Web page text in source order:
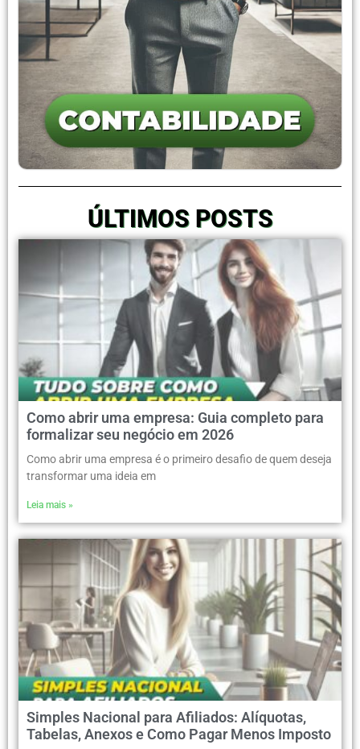
ÚLTIMOS POSTS
Como abrir uma empresa: Guia completo para
formalizar seu negócio em 2026
Como abrir uma empresa é o primeiro desafio de quem deseja
transformar uma ideia em
Leia mais »
Simples Nacional para Afiliados: Alíquotas,
Tabelas, Anexos e Como Pagar Menos Imposto